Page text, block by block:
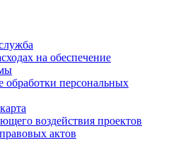
на обеспечение
обработки персональных
воздействия проектов
актов